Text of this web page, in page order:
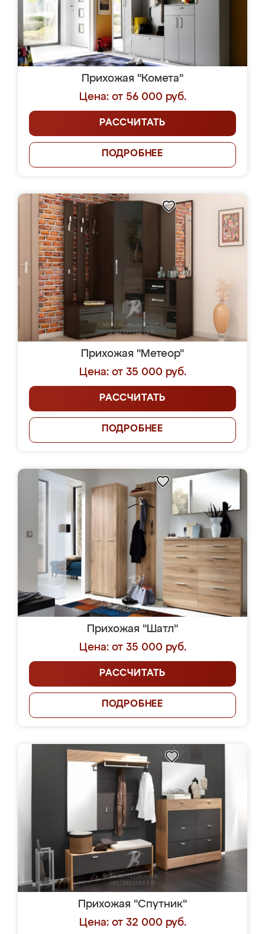
Прихожая "Комета"
Цена: от 56 000 руб.
РАССЧИТАТЬ
ПОДРОБНЕЕ
Прихожая "Метеор"
Цена: от 35 000 руб.
РАССЧИТАТЬ
ПОДРОБНЕЕ
Прихожая "Шатл"
Цена: от 35 000 руб.
РАССЧИТАТЬ
ПОДРОБНЕЕ
Прихожая "Спутник"
Цена: от 32 000 руб.